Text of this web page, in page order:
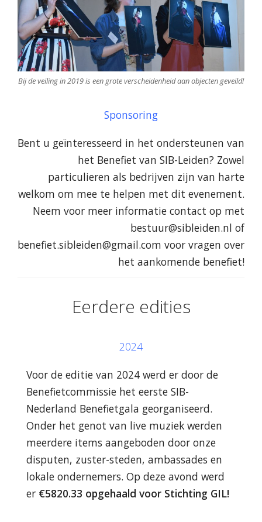
Bij de veiling in 2019 is een grote verscheidenheid aan objecten geveild!
Sponsoring
Bent u geïnteresseerd in het ondersteunen van
het Benefiet van SIB-Leiden? Zowel
particulieren als bedrijven zijn van harte
welkom om mee te helpen met dit evenement.
Neem voor meer informatie contact op met
bestuur@sibleiden.nl of
benefiet.sibleiden@gmail.com voor vragen over
het aankomende benefiet!
Eerdere edities
2024
Voor de editie van 2024 werd er door de
Benefietcommissie het eerste SIB-
Nederland Benefietgala georganiseerd.
Onder het genot van live muziek werden
meerdere items aangeboden door onze
disputen, zuster-steden, ambassades en
lokale ondernemers. Op deze avond werd
er €5820.33 opgehaald voor Stichting GIL!